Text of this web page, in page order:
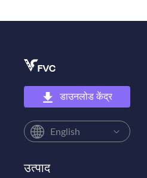
डाउनलोड केंद्र
English
उत्पाद